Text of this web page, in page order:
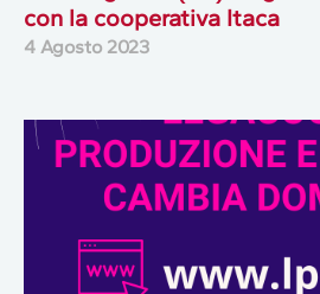
con la cooperativa Itaca
4 Agosto 2023